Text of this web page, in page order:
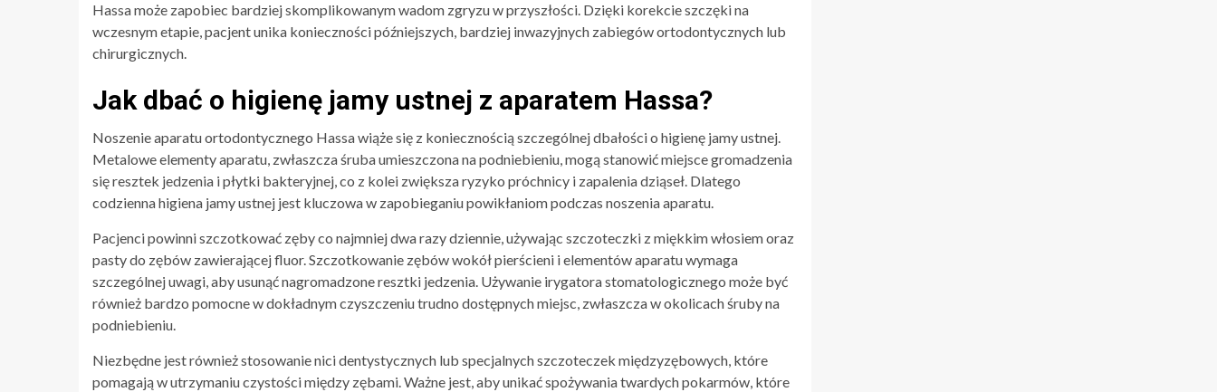
Hassa może zapobiec bardziej skomplikowanym wadom zgryzu w przyszłości. Dzięki korekcie szczęki na
wczesnym etapie, pacjent unika konieczności późniejszych, bardziej inwazyjnych zabiegów ortodontycznych lub
chirurgicznych.
Jak dbać o higienę jamy ustnej z aparatem Hassa?
Noszenie aparatu ortodontycznego Hassa wiąże się z koniecznością szczególnej dbałości o higienę jamy ustnej.
Metalowe elementy aparatu, zwłaszcza śruba umieszczona na podniebieniu, mogą stanowić miejsce gromadzenia
się resztek jedzenia i płytki bakteryjnej, co z kolei zwiększa ryzyko próchnicy i zapalenia dziąseł. Dlatego
codzienna higiena jamy ustnej jest kluczowa w zapobieganiu powikłaniom podczas noszenia aparatu.
Pacjenci powinni szczotkować zęby co najmniej dwa razy dziennie, używając szczoteczki z miękkim włosiem oraz
pasty do zębów zawierającej fluor. Szczotkowanie zębów wokół pierścieni i elementów aparatu wymaga
szczególnej uwagi, aby usunąć nagromadzone resztki jedzenia. Używanie irygatora stomatologicznego może być
również bardzo pomocne w dokładnym czyszczeniu trudno dostępnych miejsc, zwłaszcza w okolicach śruby na
podniebieniu.
Niezbędne jest również stosowanie nici dentystycznych lub specjalnych szczoteczek międzyzębowych, które
pomagają w utrzymaniu czystości między zębami. Ważne jest, aby unikać spożywania twardych pokarmów, które